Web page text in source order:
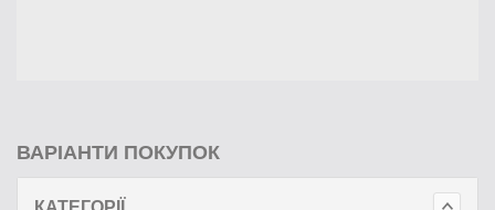
ВАРІАНТИ ПОКУПОК